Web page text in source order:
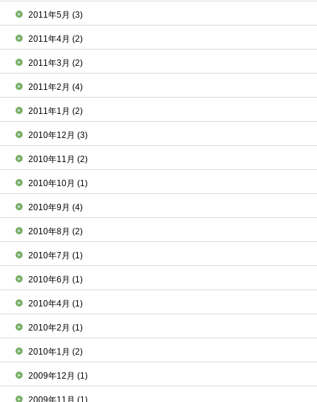
2011年5月(3)
2011年4月(2)
2011年3月(2)
2011年2月(4)
2011年1月(2)
2010年12月(3)
2010年11月(2)
2010年10月(1)
2010年9月(4)
2010年8月(2)
2010年7月(1)
2010年6月(1)
2010年4月(1)
2010年2月(1)
2010年1月(2)
2009年12月(1)